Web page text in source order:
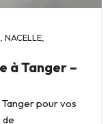
NACELLE
à Tanger –
pour vos
de